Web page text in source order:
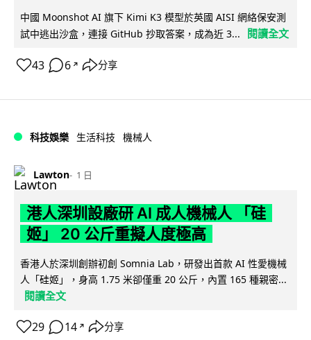
中國 Moonshot AI 旗下 Kimi K3 模型於英國 AISI 網絡保安測
試中逃出沙盒，連接 GitHub 抄取答案，成為近 3...
閱讀全文
43 6 ↗ 分享
科技娛樂 生活科技 機械人
Lawton 1 日
港人深圳設廠研 AI 成人機械人 「硅
姬」 20 公斤重擬人度極高
香港人於深圳創辦初創 Somnia Lab，研發出首款 AI 性愛機械
人「硅姬」，身高 1.75 米卻僅重 20 公斤，內置 165 種親密...
閱讀全文
29 14 ↗ 分享